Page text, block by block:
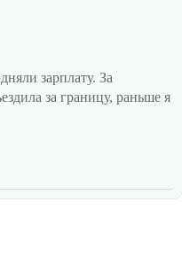
зарплату. За
за границу, раньше я